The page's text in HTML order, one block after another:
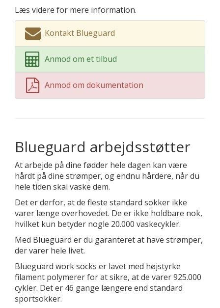
Læs videre for mere information.
Kontakt Blueguard
Anmod om et tilbud
Anmod om dokumentation
Blueguard arbejdsstøtter
At arbejde på dine fødder hele dagen kan være
hårdt på dine strømper, og endnu hårdere, når du
hele tiden skal vaske dem.
Det er derfor, at de fleste standard sokker ikke
varer længe overhovedet. De er ikke holdbare nok,
hvilket kun betyder nogle 20.000 vaskecykler.
Med Blueguard er du garanteret at have strømper,
der varer hele livet.
Blueguard work socks er lavet med højstyrke
filament polymerer for at sikre, at de varer 925.000
cykler. Det er 46 gange længere end standard
sportsokker.